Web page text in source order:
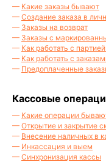
— Какие заказы бывают
— Создание заказа в
— Заказы на возврат
— Заказы с
— Как работать с
— Как работать с
— Предоплаченные
Кассовые
— Какие операции
— Открытие и закрытие
— Внесение наличных в
— Инкассация и выем
— Синхронизация кассы